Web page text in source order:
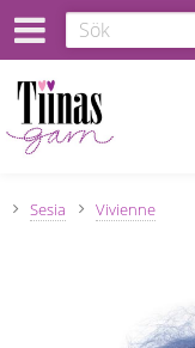
Sesia Vivienne